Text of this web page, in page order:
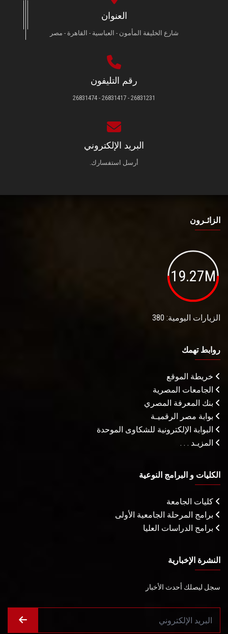
العنوان
شارع الخليفة المأمون - العباسية - القاهرة - مصر
رقم التليفون
26831231 - 26831417 - 26831474
البريد الإلكتروني
أرسل استفسارك.
الزائـرون
19.27M
الزيارات اليومية: 380
روابط تهمك
خريطة الموقع
الجامعات المصرية
بنك المعرفة المصري
بوابة مصر الرقميـة
البوابة الإلكترونية للشكاوى الموحدة
المزيـد . . .
الكليات و البرامج النوعية
كليات الجامعة
برامج المرحلة الجامعية الأولى
برامج الدراسات العليا
النشرة الإخبارية
سجل ليصلك أحدث الأخبار